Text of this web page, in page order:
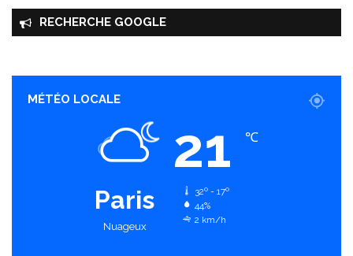
RECHERCHE GOOGLE
MÉTÉO LOCALE
Paris
Nuageux
21 ℃
32º - 17º
44%
2 km/h